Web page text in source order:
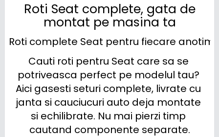
Roti Seat complete, gata de
montat pe masina ta
Roti complete Seat pentru fiecare
Cauti roti pentru Seat care sa se
potriveasca perfect pe modelul tau?
Aici gasesti seturi complete, livrate cu
janta si cauciucuri auto deja montate
si echilibrate. Nu mai pierzi timp
cautand componente separate.